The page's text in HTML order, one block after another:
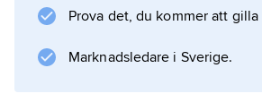
Prova det, du kommer att gilla
Marknadsledare i Sverige.